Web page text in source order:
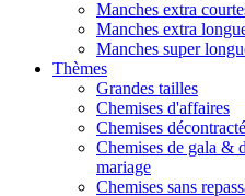
Manches extra
Manches extra
Manches super
Thèmes
Grandes tailles
Chemises d'affaires
Chemises
Chemises de gala &
mariage
Chemises sans